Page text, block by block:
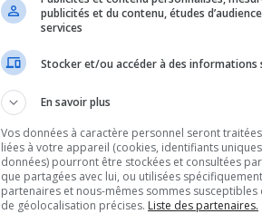
publicités et du contenu, études
services
Stocker et/ou accéder à des informations
En savoir plus
Vos données à caractère personnel seront
liées à votre appareil (cookies, identifiants
données) pourront être stockées et consultées
que partagées avec lui, ou utilisées
partenaires et nous-mêmes sommes
de géolocalisation précises. Liste des partenaires.